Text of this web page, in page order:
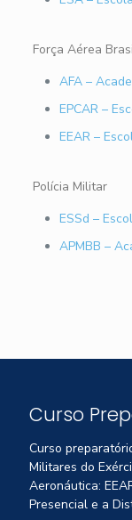
Força Aérea
AFA –
EPCAR –
EEAR –
Polícia Militar
ESSd –
APMBB –
Curso
Curso
Militares do
Aeronáutica:
Presencial e a